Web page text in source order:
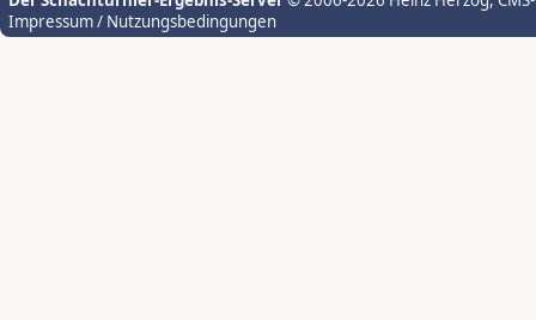
Impressum / Nutzungsbedingungen